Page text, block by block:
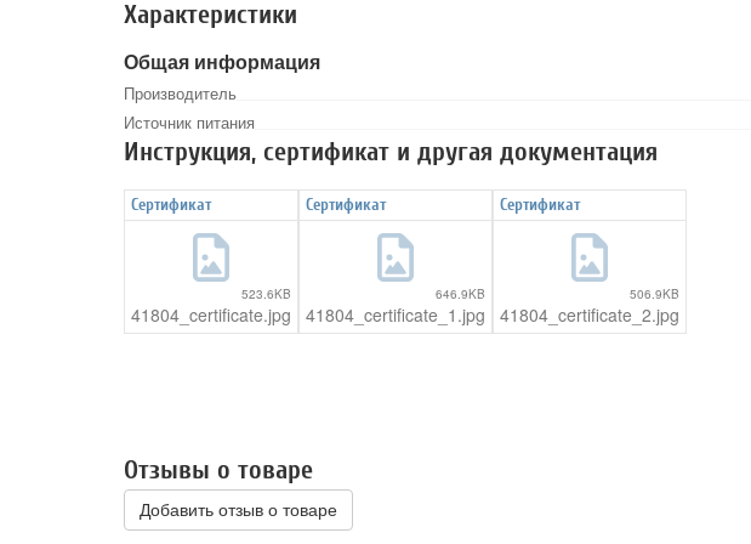
Характеристики
Общая информация
Производитель
Источник питания
Инструкция, сертификат и другая документация
Сертификат
523.6KB
41804_certificate.jpg
Сертификат
646.9KB
41804_certificate_1.jpg
Сертификат
506.9KB
41804_certificate_2.jpg
Отзывы о товаре
Добавить отзыв о товаре